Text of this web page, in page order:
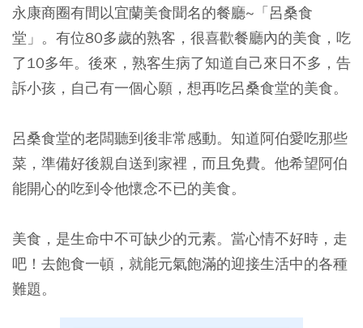
永康商圈有間以宜蘭美食聞名的餐廳~「呂桑食
堂」。有位80多歲的熟客，很喜歡餐廳內的美食，吃
了10多年。後來，熟客生病了知道自己來日不多，告
訴小孩，自己有一個心願，想再吃呂桑食堂的美食。
呂桑食堂的老闆聽到後非常感動。知道阿伯愛吃那些
菜，準備好後親自送到家裡，而且免費。他希望阿伯
能開心的吃到令他懷念不已的美食。
美食，是生命中不可缺少的元素。當心情不好時，走
吧！去飽食一頓，就能元氣飽滿的迎接生活中的各種
難題。